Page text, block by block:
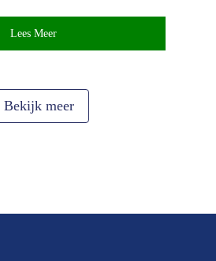
Lees Meer
Bekijk meer